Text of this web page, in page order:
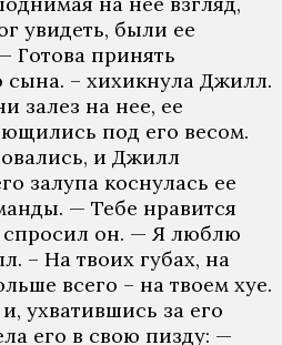
увидеть, были ее
Готова принять
– хихикнула Джилл.
залез на нее, ее
под его весом.
и Джилл
залупа коснулась ее
— Тебе нравится
спросил он. — Я люблю
– На твоих губах, на
всего – на твоем хуе.
ухватившись за его
его в свою пизду: —